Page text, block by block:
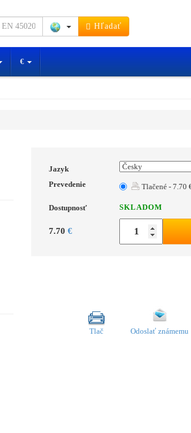
Hľadať
€
Jazyk
Prevedenie
Tlačené - 7.70
Dostupnosť SKLADOM
7.70 €
Tlač Odoslať známemu